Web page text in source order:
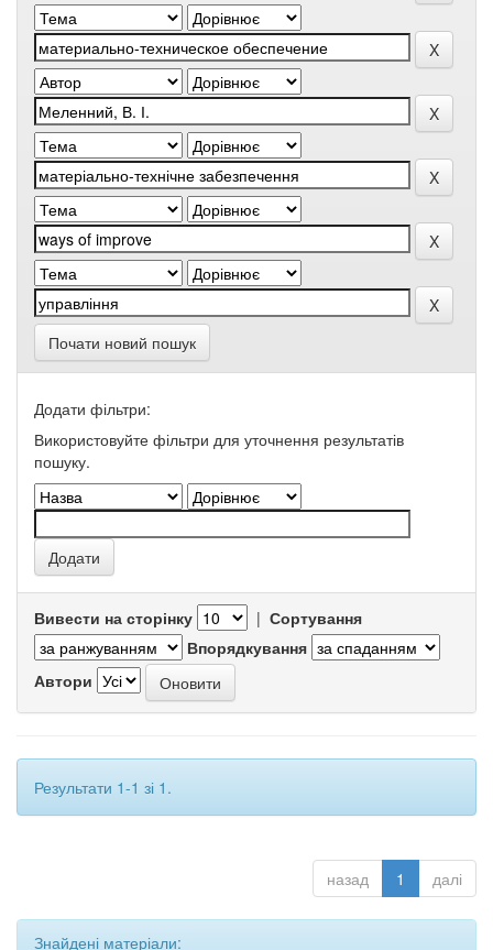
Почати новий пошук
Додати фільтри:
Використовуйте фільтри для уточнення результатів
пошуку.
Вивести на сторінку | Сортування
Впорядкування
Автори
Результати 1-1 зі 1.
назад 1 далі
Знайдені матеріали: